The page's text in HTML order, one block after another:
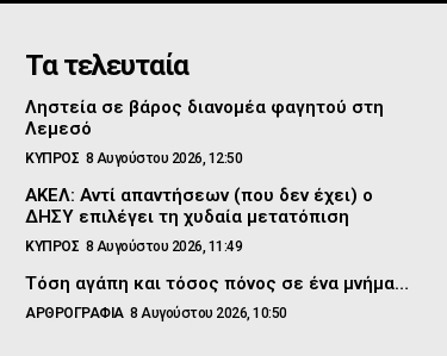
Τα τελευταία
Ληστεία σε βάρος διανομέα φαγητού στη
Λεμεσό
ΚΥΠΡΟΣ 8 Αυγούστου 2026, 12:50
ΑΚΕΛ: Αντί απαντήσεων (που δεν έχει) ο
ΔΗΣΥ επιλέγει τη χυδαία μετατόπιση
ΚΥΠΡΟΣ 8 Αυγούστου 2026, 11:49
Τόση αγάπη και τόσος πόνος σε ένα μνήμα…
ΑΡΘΡΟΓΡΑΦΙΑ 8 Αυγούστου 2026, 10:50